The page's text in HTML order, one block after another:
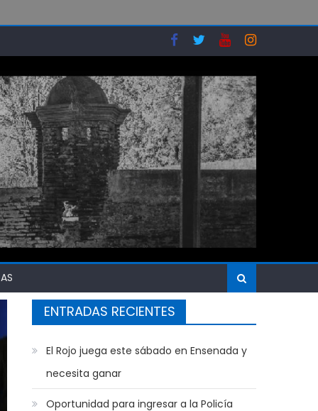
ENTRADAS RECIENTES
El Rojo juega este sábado en Ensenada y
necesita ganar
Oportunidad para ingresar a la Policía